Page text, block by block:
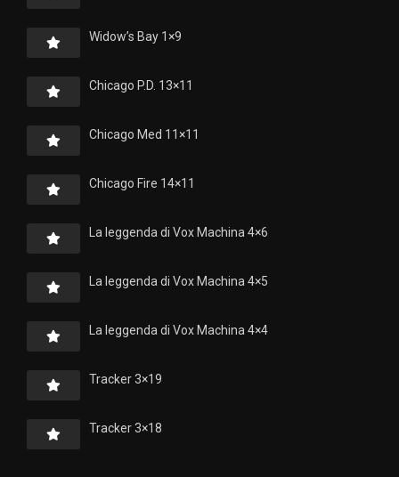
Widow’s Bay 1×9
Chicago P.D. 13×11
Chicago Med 11×11
Chicago Fire 14×11
La leggenda di Vox Machina 4×6
La leggenda di Vox Machina 4×5
La leggenda di Vox Machina 4×4
Tracker 3×19
Tracker 3×18